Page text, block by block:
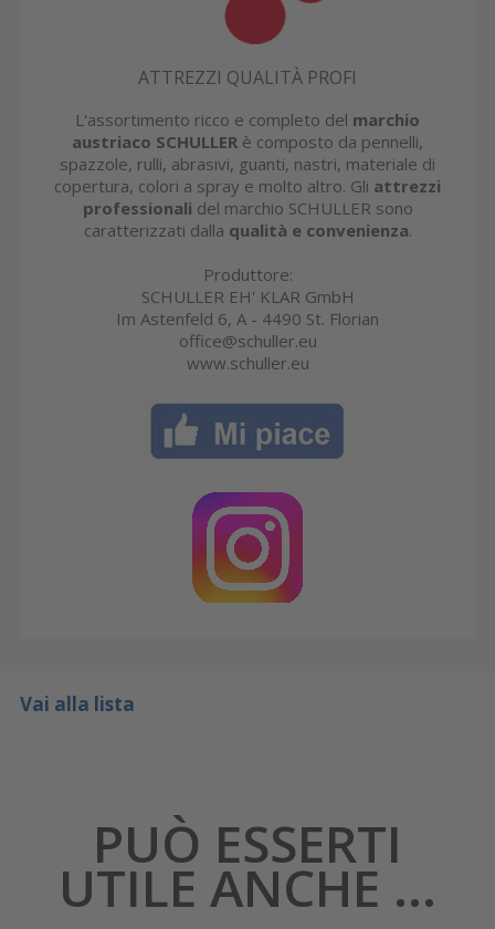
ATTREZZI QUALITÀ PROFI
L'assortimento ricco e completo del marchio
austriaco SCHULLER è composto da pennelli,
spazzole, rulli, abrasivi, guanti, nastri, materiale di
copertura, colori a spray e molto altro. Gli attrezzi
professionali del marchio SCHULLER sono
caratterizzati dalla qualità e convenienza.
Produttore:
SCHULLER EH' KLAR GmbH
Im Astenfeld 6, A - 4490 St. Florian
office@schuller.eu
www.schuller.eu
Vai alla lista
PUÒ ESSERTI
UTILE ANCHE ...